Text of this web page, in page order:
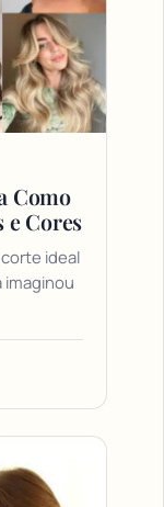
Como
Cores
ideal
imaginou